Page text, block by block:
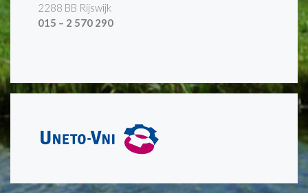
2288 BB Rijswijk
015 – 2 570 290